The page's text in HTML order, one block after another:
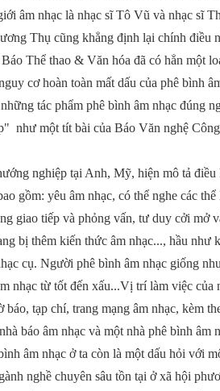
âm nhạc là nhạc sĩ Tô Vũ và nhạc sĩ
Thụ cũng khẳng định lại chính điều
Thể thao & Văn hóa đã có hẳn một
cơ hoàn toàn mất dấu của phê bình
tác phẩm phê bình âm nhạc đúng
như một tít bài của Báo Văn nghệ Công
nghiệp tại Anh, Mỹ, hiện mô tả
gồm: yêu âm nhạc, có thể nghe các
giao tiếp và phỏng vấn, tư duy cởi mở
bị thêm kiến thức âm nhạc..., hầu như
cụ. Người phê bình âm nhạc giống
nhạc từ tốt đến xấu...Vị trí làm việc của
báo, tạp chí, trang mạng âm nhạc, kèm
báo âm nhạc và một nhà phê bình âm
âm nhạc ở ta còn là một dấu hỏi với
nghề chuyên sâu tồn tại ở xã hội